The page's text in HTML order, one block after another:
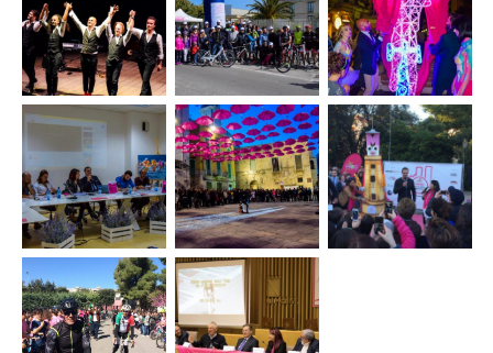
Concerto “Il
meglio della
Rimbamband”
Evento
CGM
Bikewalk
Evento
“Pink
Way”
Convegno
“Puglia a
pedAli:
Evento “La
Vie en
Rose”